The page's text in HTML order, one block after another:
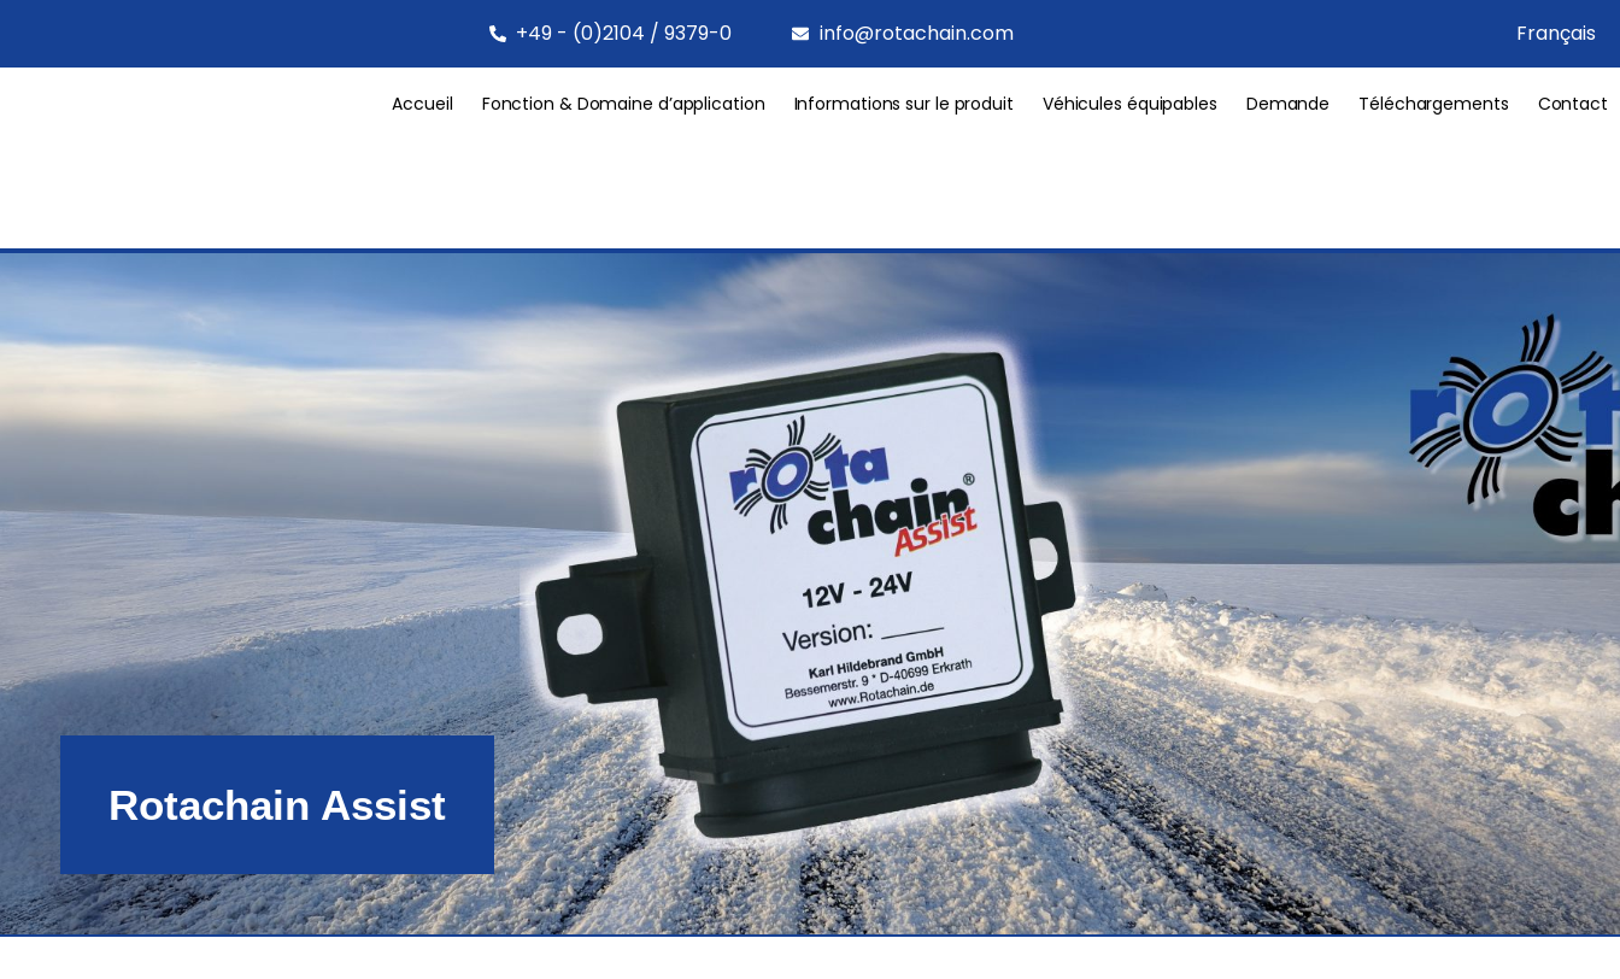
Français
+49 - (0)2104 / 9379-0 info@rotachain.com
Accueil Fonction & Domaine d’application Informations sur le produit Véhicules équipables Demande Téléchargements Contact
Rotachain Assist